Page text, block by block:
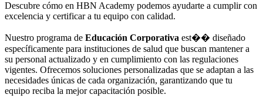
Descubre cómo en HBN Academy podemos ayudarte a cumplir con
excelencia y certificar a tu equipo con calidad.
Nuestro programa de Educación Corporativa est�� diseñado
específicamente para instituciones de salud que buscan mantener a
su personal actualizado y en cumplimiento con las regulaciones
vigentes. Ofrecemos soluciones personalizadas que se adaptan a las
necesidades únicas de cada organización, garantizando que tu
equipo reciba la mejor capacitación posible.